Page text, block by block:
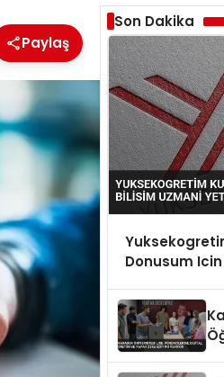
Paylaş
Son Dakika
Donusum